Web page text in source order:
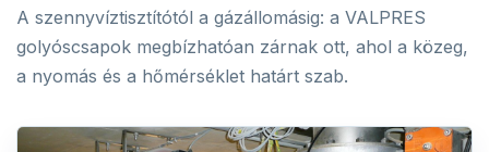
A szennyvíztisztítótól a gázállomásig: a VALPRES
golyóscsapok megbízhatóan zárnak ott, ahol a közeg,
a nyomás és a hőmérséklet határt szab.